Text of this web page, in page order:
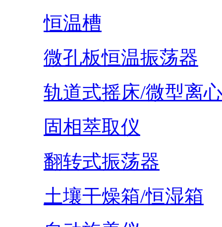
恒温槽
微孔板恒温振荡器
轨道式摇床/微型离
固相萃取仪
翻转式振荡器
土壤干燥箱/恒湿箱